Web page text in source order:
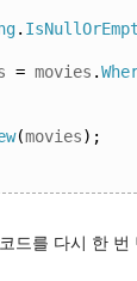
.
= movies .
(movies);
드를 다시 한 번